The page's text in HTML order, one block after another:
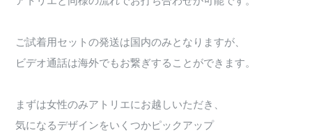
ご試着用セットの発送は国内のみとなりますが、
ビデオ通話は海外でもお繋ぎすることができます。
まずは女性のみアトリエにお越しいただき、
気になるデザインをいくつかピックアップ